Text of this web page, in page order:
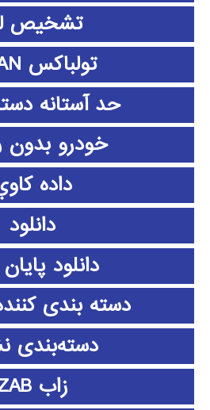
تشخیص
تولباکس WLAN
حد آستانه
خودرو بدون
داده
دانلود
دانلود
دسته بندی
دسته‌بندی
زاب ZAB